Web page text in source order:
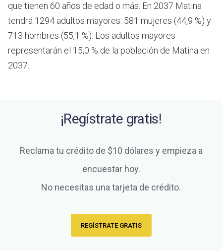
que tienen 60 años de edad o más. En 2037 Matina
tendrá 1294 adultos mayores: 581 mujeres (44,9 %) y
713 hombres (55,1 %). Los adultos mayores
representarán el 15,0 % de la población de Matina en
2037.
¡Regístrate gratis!
Reclama tu crédito de $10 dólares y empieza a
encuestar hoy.
No necesitas una tarjeta de crédito.
REGÍSTRATE GRATIS